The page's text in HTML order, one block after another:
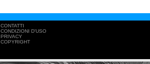
CONTATTI
CONDIZIONI D'USO
PRIVACY
COPYRIGHT